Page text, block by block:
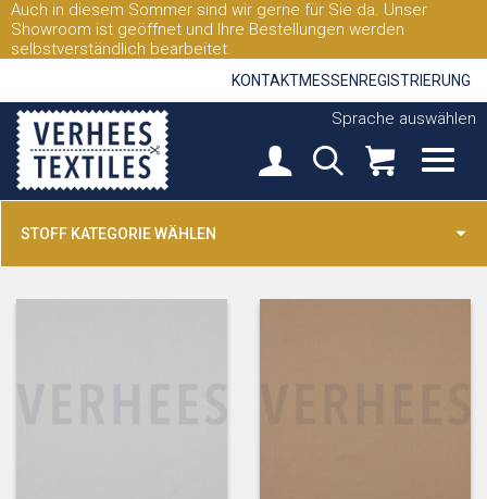
Auch in diesem Sommer sind wir gerne für Sie da. Unser
Showroom ist geöffnet und Ihre Bestellungen werden
selbstverständlich bearbeitet.
KONTAKTMESSEN REGISTRIERUNG
Sprache auswählen
STOFF KATEGORIE WÄHLEN